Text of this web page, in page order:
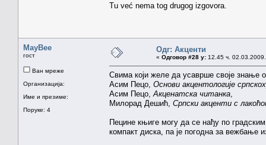
Tu već nema tog drugog izgovora.
MayBee
гост
Ван мреже
Организација:
Име и презиме:
Поруке: 4
Одг: Акценти
« Одговор #28 у: 12.45 ч.
Свима који желе да усаврше своје знање
Асим Пецо, Основи акцентологије
Асим Пецо, Акценатска читанка
Милорад Дешић, Српски акценти с
Пецине књиге могу да се нађу по
компакт диска, па је погодна за вежбање